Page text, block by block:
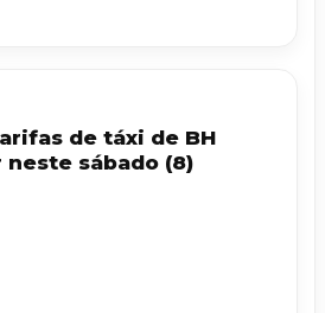
de táxi de BH
sábado (8)